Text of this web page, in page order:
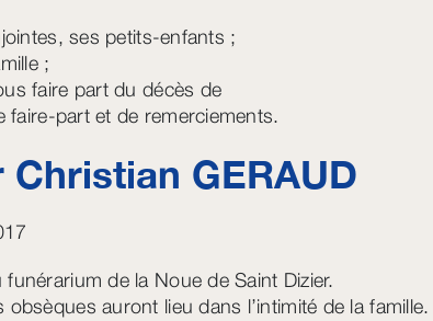
ses petits-enfants ;
;
faire part du décès de
faire-part et de remerciements.
Christian GERAUD
de la Noue de Saint Dizier.
obsèques auront lieu dans l’intimité de la famille.